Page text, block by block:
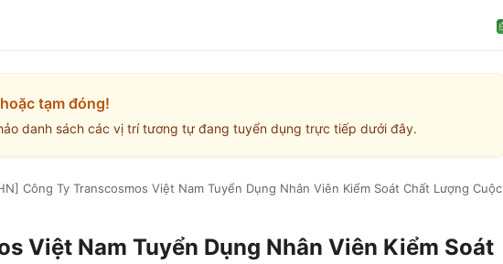
tạm đóng!
danh sách các vị trí tương tự đang tuyển dụng trực tiếp dưới đây.
Công Ty Transcosmos Việt Nam Tuyển Dụng Nhân Viên Kiểm Soát Chất Lượng Cuộc
Việt Nam Tuyển Dụng Nhân Viên Kiểm Soát